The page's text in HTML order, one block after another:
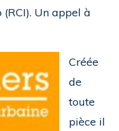
Un appel à
Créée
de
toute
pièce il